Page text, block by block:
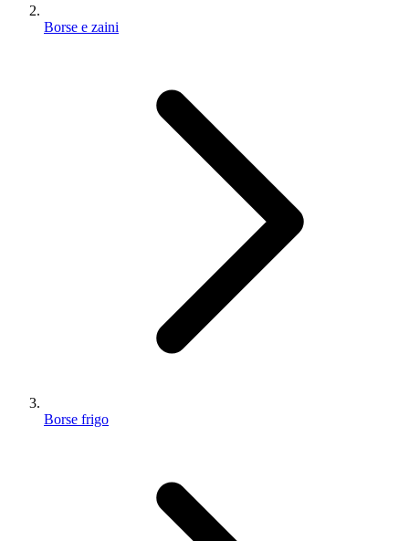
Borse e zaini
Borse frigo